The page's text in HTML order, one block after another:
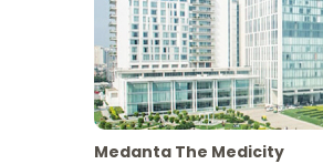
Medanta The Medicity